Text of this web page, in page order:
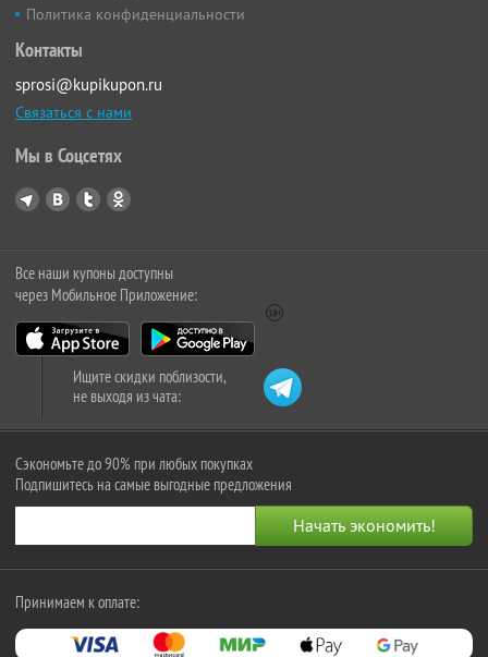
Политика конфиденциальности
Контакты
sprosi@kupikupon.ru
Связаться с нами
Мы в Соцсетях
Все наши купоны доступны
через Мобильное Приложение:
Ищите скидки поблизости,
не выходя из чата:
Сэкономьте до 90% при любых покупках
Подпишитесь на самые выгодные предложения
Принимаем к оплате: